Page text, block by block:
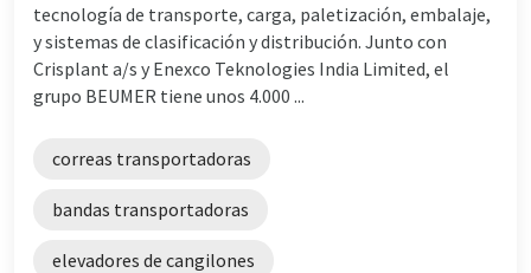
tecnología de transporte, carga, paletización, embalaje,
y sistemas de clasificación y distribución. Junto con
Crisplant a/s y Enexco Teknologies India Limited, el
grupo BEUMER tiene unos 4.000 ...
correas transportadoras
bandas transportadoras
elevadores de cangilones